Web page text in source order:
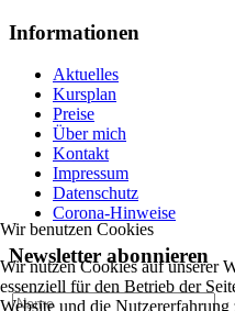
Informationen
Aktuelles
Kursplan
Preise
Über mich
Kontakt
Impressum
Datenschutz
Corona-Hinweise
Newsletter abonnieren
Wir benutzen Cookies
Wir nutzen Cookies auf unserer
essenziell für den Betrieb der
Website und die